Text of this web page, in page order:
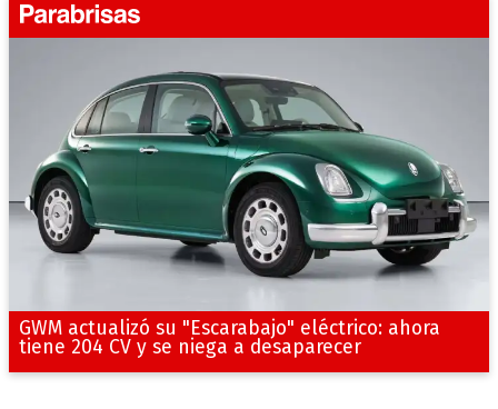
GWM actualizó su "Escarabajo" eléctrico: ahora
tiene 204 CV y se niega a desaparecer